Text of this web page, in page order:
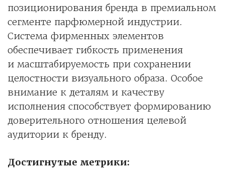
позиционирования бренда в премиальном
сегменте парфюмерной индустрии.
Система фирменных элементов
обеспечивает гибкость применения
и масштабируемость при сохранении
целостности визуального образа. Особое
внимание к деталям и качеству
исполнения способствует формированию
доверительного отношения целевой
аудитории к бренду.
Достигнутые метрики: